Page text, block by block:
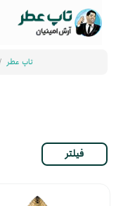
تاپ عطر
فیلتر